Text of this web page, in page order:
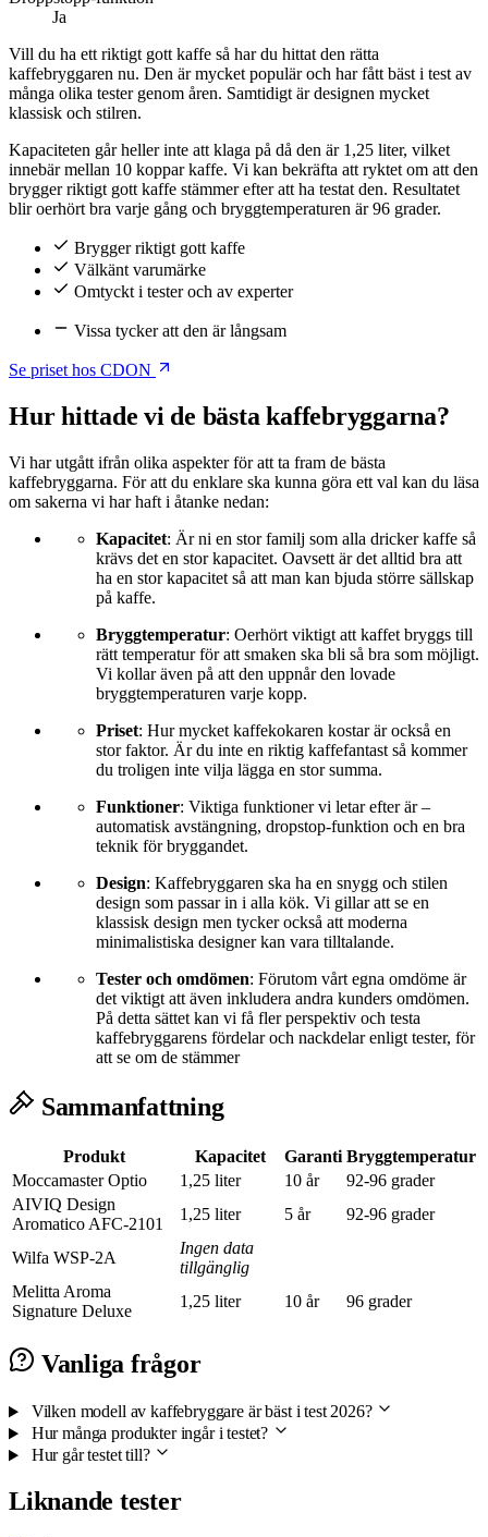
Ja
Vill du ha ett riktigt gott kaffe så har du hittat den rätta
kaffebryggaren nu. Den är mycket populär och har fått bäst i test av
många olika tester genom åren. Samtidigt är designen mycket
klassisk och stilren.
Kapaciteten går heller inte att klaga på då den är 1,25 liter, vilket
innebär mellan 10 koppar kaffe. Vi kan bekräfta att ryktet om att den
brygger riktigt gott kaffe stämmer efter att ha testat den. Resultatet
blir oerhört bra varje gång och bryggtemperaturen är 96 grader.
Brygger riktigt gott kaffe
Välkänt varumärke
Omtyckt i tester och av experter
Vissa tycker att den är långsam
Se priset hos CDON
Hur hittade vi de bästa kaffebryggarna?
Vi har utgått ifrån olika aspekter för att ta fram de bästa
kaffebryggarna. För att du enklare ska kunna göra ett val kan du läsa
om sakerna vi har haft i åtanke nedan:
Kapacitet: Är ni en stor familj som alla dricker kaffe så
krävs det en stor kapacitet. Oavsett är det alltid bra att
ha en stor kapacitet så att man kan bjuda större sällskap
på kaffe.
Bryggtemperatur: Oerhört viktigt att kaffet bryggs till
rätt temperatur för att smaken ska bli så bra som möjligt.
Vi kollar även på att den uppnår den lovade
bryggtemperaturen varje kopp.
Priset: Hur mycket kaffekokaren kostar är också en
stor faktor. Är du inte en riktig kaffefantast så kommer
du troligen inte vilja lägga en stor summa.
Funktioner: Viktiga funktioner vi letar efter är –
automatisk avstängning, dropstop-funktion och en bra
teknik för bryggandet.
Design: Kaffebryggaren ska ha en snygg och stilen
design som passar in i alla kök. Vi gillar att se en
klassisk design men tycker också att moderna
minimalistiska designer kan vara tilltalande.
Tester och omdömen: Förutom vårt egna omdöme är
det viktigt att även inkludera andra kunders omdömen.
På detta sättet kan vi få fler perspektiv och testa
kaffebryggarens fördelar och nackdelar enligt tester, för
att se om de stämmer
Sammanfattning
Produkt Kapacitet Garanti Bryggtemperatur
Moccamaster Optio
1,25 liter 10 år
92-96 grader
AIVIQ Design
Aromatico AFC-2101
1,25 liter 5 år 92-96 grader
Wilfa WSP-2A
Ingen data
tillgänglig
Melitta Aroma
Signature Deluxe
1,25 liter 10 år 96 grader
Vanliga frågor
Vilken modell av kaffebryggare är bäst i test 2026?
Hur många produkter ingår i testet?
Hur går testet till?
Liknande tester